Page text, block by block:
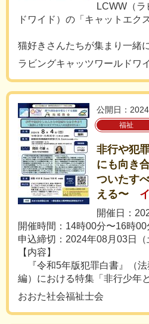
LCWW（
ドワイド）の「キャットエク
猫好きさんたちが集まり一緒
ラビングキャッツワールド
公開日：
福祉
非行や犯
にも向き
ついたす
える〜
開催日：
開催時間：14時00分〜16時00
申込締切：2024年08月03日（
【内容】
『令和5年版犯罪白書』（法
編）における特集「非行少年
おおた社会福祉士会